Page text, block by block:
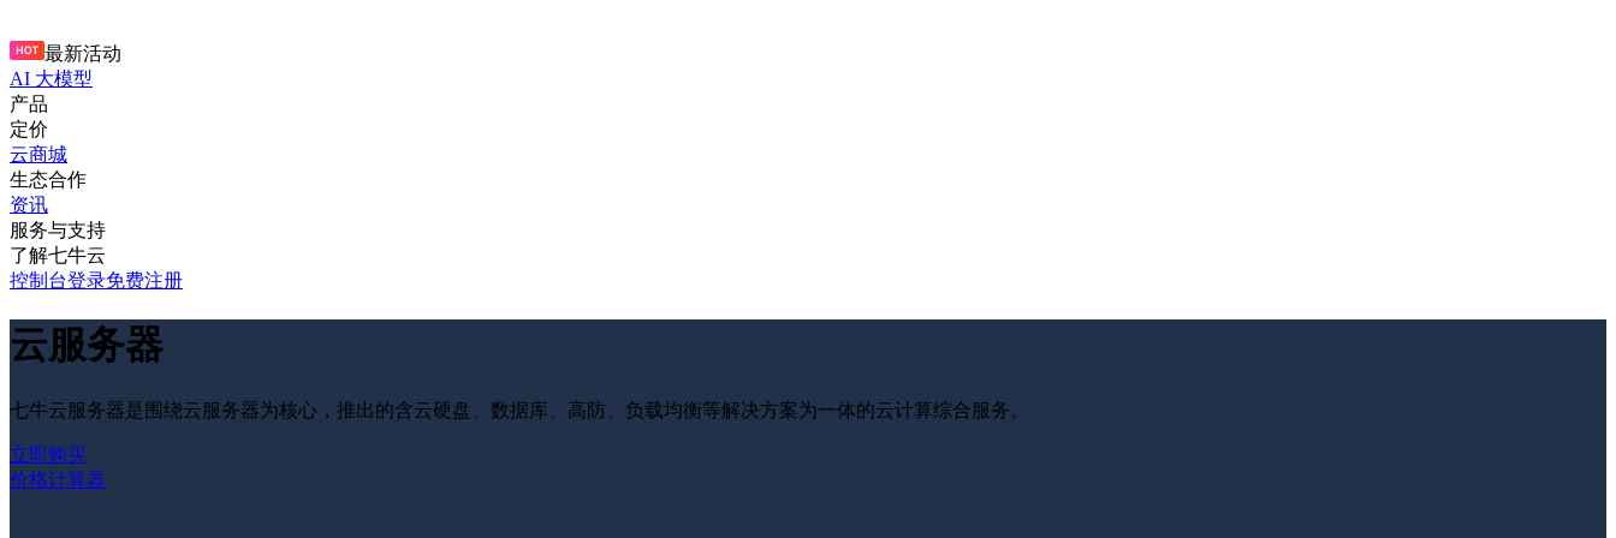
最新活动
AI 大模型
产品
定价
云商城
生态合作
资讯
服务与支持
了解七牛云
控制台登录免费注册
云服务器
七牛云服务器是围绕云服务器为核心，推出的含云硬盘、数据库、高防、负载均衡等解决方案为一体的云计算综合服务。
立即购买
价格计算器